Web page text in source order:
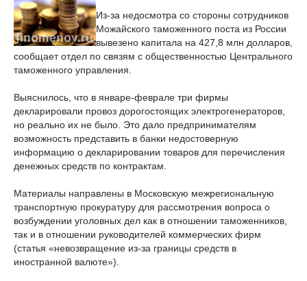
Из-за недосмотра со стороны сотрудников
Можайского таможенного поста из России
вывезено капитала на 427,8 млн долларов,
сообщает отдел по связям с общественностью Центрального
таможенного управления.
Выяснилось, что в январе-феврале три фирмы
декларировали провоз дорогостоящих электрогенераторов,
но реально их не было. Это дало предпринимателям
возможность представить в банки недостоверную
информацию о декларировании товаров для перечисления
денежных средств по контрактам.
Материалы направлены в Московскую межрегиональную
транспортную прокуратуру для рассмотрения вопроса о
возбуждении уголовных дел как в отношении таможенников,
так и в отношении руководителей коммерческих фирм
(статья «невозвращение из-за границы средств в
иностранной валюте»).